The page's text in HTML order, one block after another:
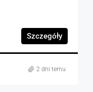
Szczegóły
2 dni temu